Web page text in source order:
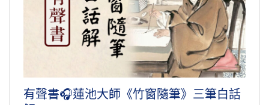
有聲書🎧蓮池大師《竹窗隨筆》三筆白話